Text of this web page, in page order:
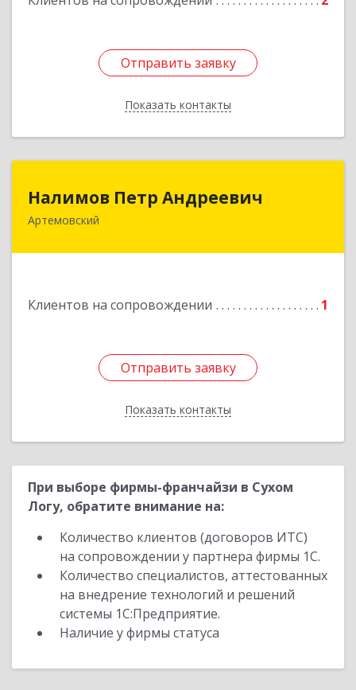
Отправить заявку
Показать контакты
Отправить заявку
Назад
Налимов Петр Андреевич
Артемовский
Клиентов на сопровождении 1
Отправить заявку
Показать контакты
623780, Свердловская обл, Артемовский г,
Отправить заявку
Назад
При выборе фирмы-франчайзи в Сухом
Логу, обратите внимание на:
Количество клиентов (договоров ИТС)
на сопровождении у партнера фирмы 1С.
Количество специалистов, аттестованных
на внедрение технологий и решений
системы 1С:Предприятие.
Наличие у фирмы статуса